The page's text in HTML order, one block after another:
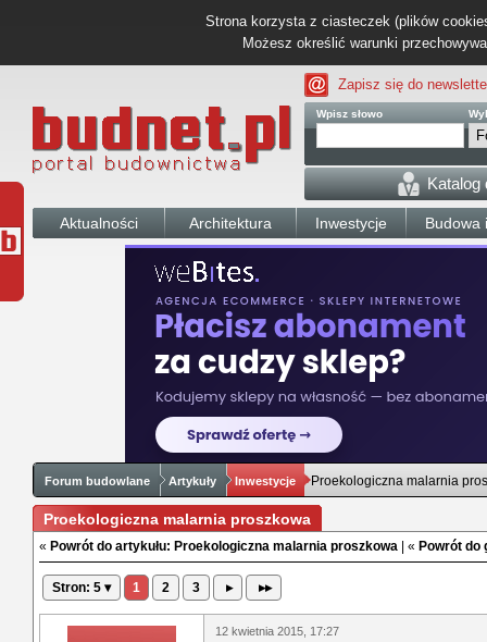
Strona korzysta z ciasteczek (plików
Możesz określić warunki
Zapisz się do
Wpisz słowo
Katalog
Aktualności Architektura Inwestycje Budowa
Forum budowlane Artykuły Inwestycje Proekologiczna malarnia
Proekologiczna malarnia proszkowa
« Powrót do artykułu: Proekologiczna malarnia proszkowa | « Powrót do
Stron: 5 ▾ 1 2 3 ▸ ▸▸
12 kwietnia 2015, 17:27